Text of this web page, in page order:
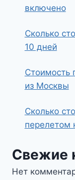
включено
Сколько
10 дней
Стоимость
из Москвы
Сколько
перелетом
Свежие
Нет